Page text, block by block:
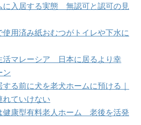
に入居する実態 無認可と認可の見
用済み紙おむつがトイレや下水に
活マレーシア 日本に居るより幸
ン
る前に犬を老犬ホームに預ける｜
れていけない
健康型有料老人ホーム 老後を活発